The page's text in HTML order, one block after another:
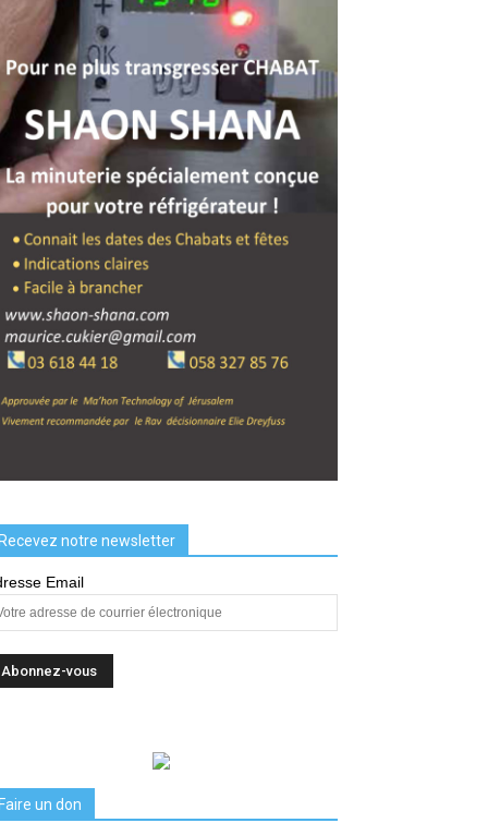
Recevez notre newsletter
Email
Faire un don